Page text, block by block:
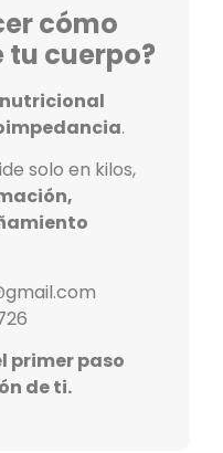
cómo
cuerpo?
.
solo en kilos,
primer paso
de ti.